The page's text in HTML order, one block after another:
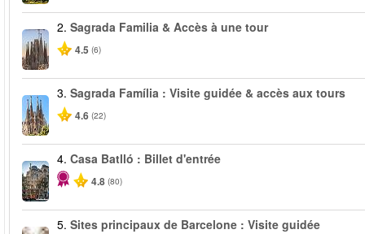
2. Sagrada Familia & Accès à une tour
4.5 (6)
3. Sagrada Família : Visite guidée & accès aux tours
4.6 (22)
4. Casa Batlló : Billet d'entrée
4.8 (80)
5. Sites principaux de Barcelone : Visite guidée